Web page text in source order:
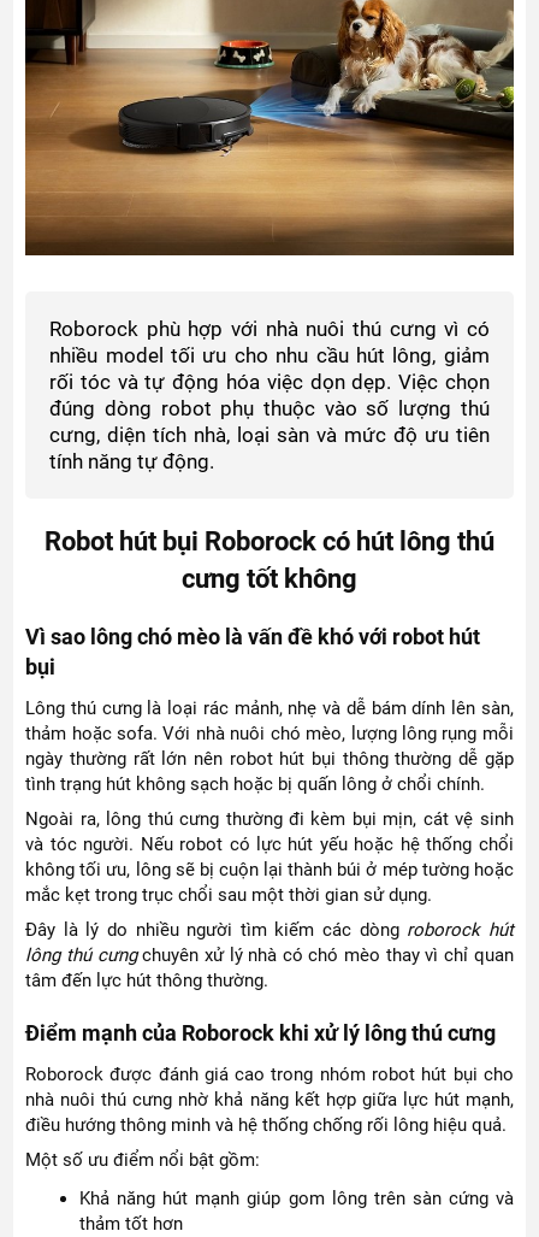
Roborock phù hợp với nhà nuôi thú cưng vì có
nhiều model tối ưu cho nhu cầu hút lông, giảm
rối tóc và tự động hóa việc dọn dẹp. Việc chọn
đúng dòng robot phụ thuộc vào số lượng thú
cưng, diện tích nhà, loại sàn và mức độ ưu tiên
tính năng tự động.
Robot hút bụi Roborock có hút lông thú
cưng tốt không
Vì sao lông chó mèo là vấn đề khó với robot hút
bụi
Lông thú cưng là loại rác mảnh, nhẹ và dễ bám dính lên sàn,
thảm hoặc sofa. Với nhà nuôi chó mèo, lượng lông rụng mỗi
ngày thường rất lớn nên robot hút bụi thông thường dễ gặp
tình trạng hút không sạch hoặc bị quấn lông ở chổi chính.
Ngoài ra, lông thú cưng thường đi kèm bụi mịn, cát vệ sinh
và tóc người. Nếu robot có lực hút yếu hoặc hệ thống chổi
không tối ưu, lông sẽ bị cuộn lại thành búi ở mép tường hoặc
mắc kẹt trong trục chổi sau một thời gian sử dụng.
Đây là lý do nhiều người tìm kiếm các dòng roborock hút
lông thú cưngchuyên xử lý nhà có chó mèo thay vì chỉ quan
tâm đến lực hút thông thường.
Điểm mạnh của Roborock khi xử lý lông thú cưng
Roborock được đánh giá cao trong nhóm robot hút bụi cho
nhà nuôi thú cưng nhờ khả năng kết hợp giữa lực hút mạnh,
điều hướng thông minh và hệ thống chống rối lông hiệu quả.
Một số ưu điểm nổi bật gồm:
Khả năng hút mạnh giúp gom lông trên sàn cứng và
thảm tốt hơn